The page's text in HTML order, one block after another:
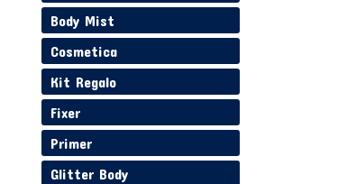
Body Mist
Cosmetica
Kit Regalo
Fixer
Primer
Glitter Body